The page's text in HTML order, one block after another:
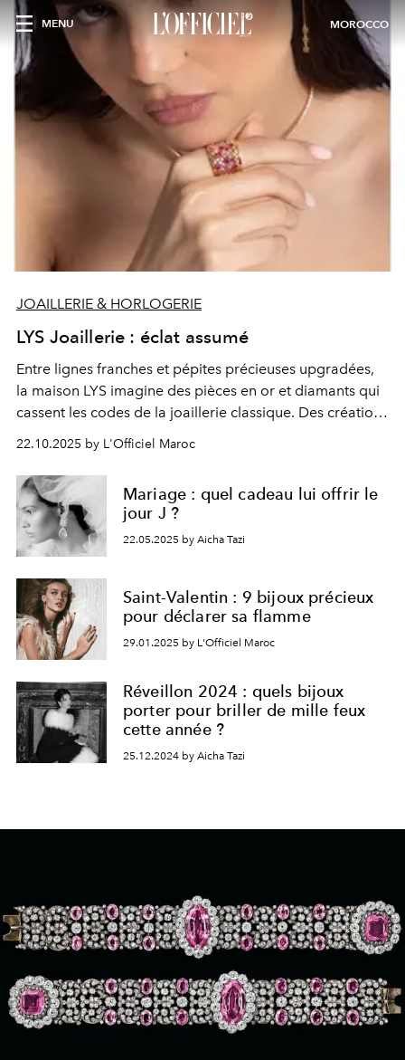
MENU MOROCCO
JOAILLERIE & HORLOGERIE
LYS Joaillerie : éclat assumé
Entre lignes franches et pépites précieuses upgradées,
la maison LYS imagine des pièces en or et diamants qui
cassent les codes de la joaillerie classique. Des créations
audacieuses, pensées pour sublimer la personnalité de
celles qui les portent.
22.10.2025 by L'Officiel Maroc
Mariage : quel cadeau lui offrir le
jour J ?
22.05.2025 by Aicha Tazi
Saint-Valentin : 9 bijoux précieux
pour déclarer sa flamme
29.01.2025 by L'Officiel Maroc
Réveillon 2024 : quels bijoux
porter pour briller de mille feux
cette année ?
25.12.2024 by Aicha Tazi